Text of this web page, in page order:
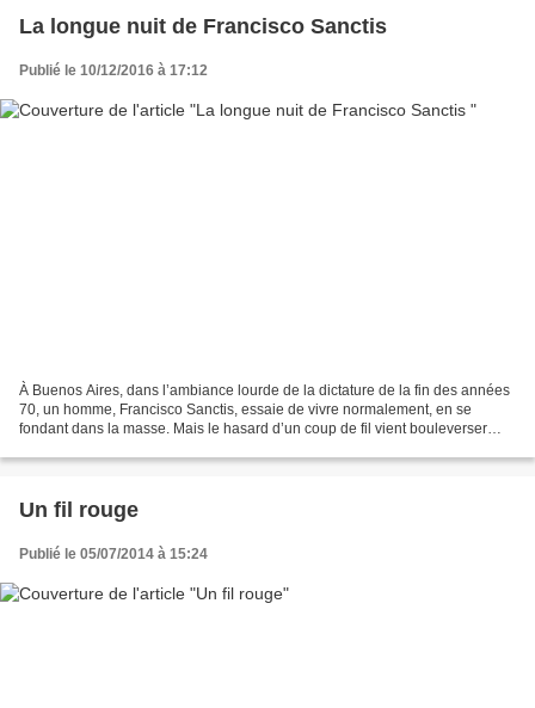
La longue nuit de Francisco Sanctis
Publié le 10/12/2016 à 17:12
À Buenos Aires, dans l’ambiance lourde de la dictature de la fin des années
70, un homme, Francisco Sanctis, essaie de vivre normalement, en se
fondant dans la masse. Mais le hasard d’un coup de fil vient bouleverser
Un fil rouge
Publié le 05/07/2014 à 15:24